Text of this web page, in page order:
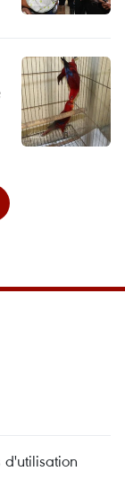
d'utilisation